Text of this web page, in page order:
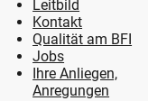
Leitbild
Kontakt
Qualität am BFI
Jobs
Ihre Anliegen,
Anregungen